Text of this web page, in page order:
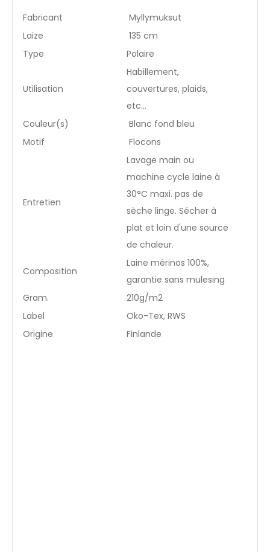
Fabricant
Myllymuksut
Laize
135 cm
Type
Polaire
Utilisation
Habillement,
couvertures, plaids,
etc...
Couleur(s)
Blanc fond bleu
Motif
Flocons
Entretien
Lavage main ou
machine cycle laine à
30°C maxi. pas de
sèche linge. Sécher à
plat et loin d'une source
de chaleur.
Composition
Laine mérinos 100%,
garantie sans mulesing
Gram.
210g/m2
Label
Oko-Tex, RWS
Origine
Finlande